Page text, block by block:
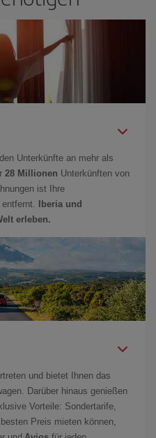
Unterkünfte an mehr als
28 Millionen Unterkünften von
ist Ihre
Iberia und
erleben.
und bietet Ihnen das
Darüber hinaus genießen
Vorteile: Sondertarife,
Preis mieten können,